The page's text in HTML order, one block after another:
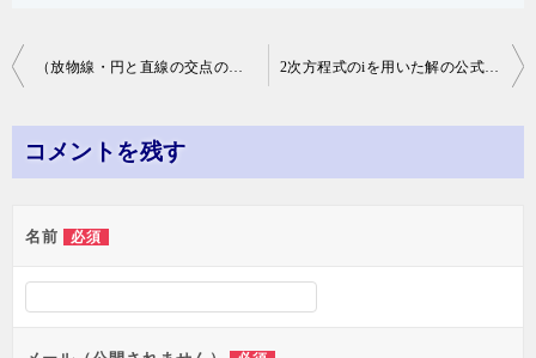
投
ナ
ビ
シ
（放物線・円と直線の交点の）中点の軌跡 2次方程式のiを用いた解の公式と判別式
コメントを残す
名前 必須